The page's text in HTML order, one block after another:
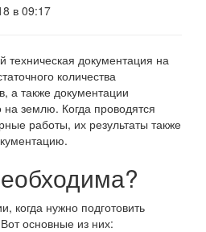
в 09:17
техническая документация на
количества
а также документации
землю. Когда проводятся
работы, их результаты также
когда нужно подготовить
основные из них: